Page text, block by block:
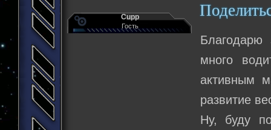
Cupp
Гость
Благодарю
много
активным
развитие
Ну, буду